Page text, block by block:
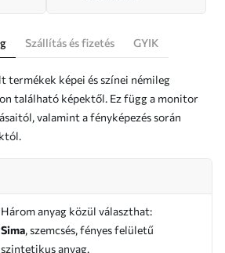
Szállítás és fizetés GYIK
termékek képei és színei némileg
található képektől. Ez függ a monitor
valamint a fényképezés során
Három anyag közül választhat:
Sima, szemcsés, fényes felületű
szintetikus anyag.